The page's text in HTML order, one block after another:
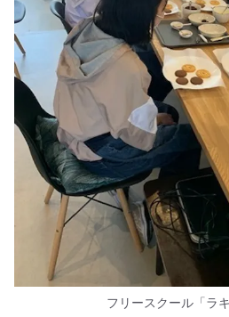
フリースクール「ラ